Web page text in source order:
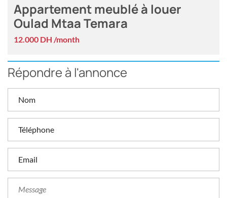
Appartement meublé à louer
Oulad Mtaa Temara
12.000 DH /month
Répondre à l'annonce